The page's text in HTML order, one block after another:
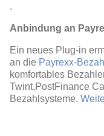
.
Anbindung an
Ein neues Plug-in
an die Payrexx-
komfortables
Twint,PostFinance
Bezahlsysteme.